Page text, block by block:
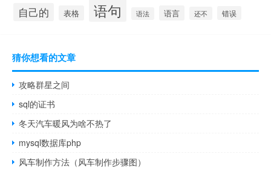
自己的 表格 语句 语法 语言 还不 错误
猜你想看的文章
攻略群星之间
sql的证书
冬天汽车暖风为啥不热了
mysql数据库php
风车制作方法（风车制作步骤图）